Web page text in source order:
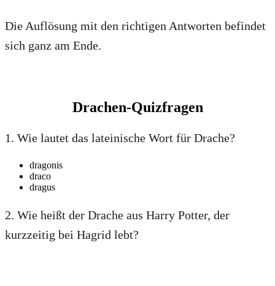
Die Auflösung mit den richtigen Antworten befindet
sich ganz am Ende.
Drachen-Quizfragen
1. Wie lautet das lateinische Wort für Drache?
dragonis
draco
dragus
2. Wie heißt der Drache aus Harry Potter, der
kurzzeitig bei Hagrid lebt?